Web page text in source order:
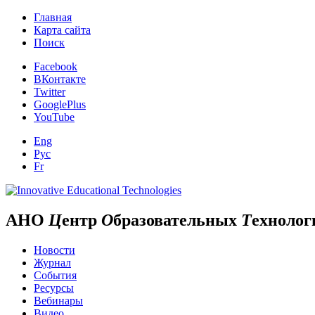
Главная
Карта сайта
Поиск
Facebook
ВКонтакте
Twitter
GooglePlus
YouTube
Eng
Рус
Fr
АНО Центр Образовательных Т
Новости
Журнал
События
Ресурсы
Вебинары